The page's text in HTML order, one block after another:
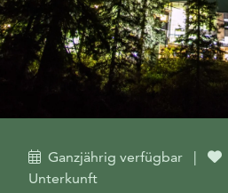
Ganzjährig verfügbar |
Unterkunft